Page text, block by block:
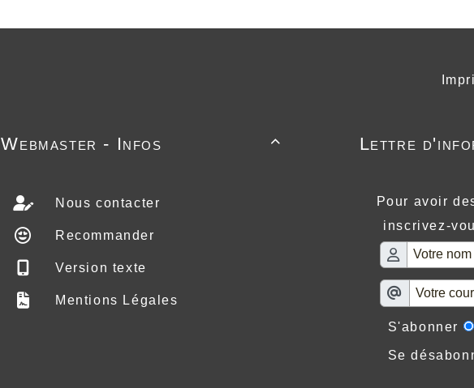

Webmaster - Infos
Nous contacter
Recommander
Version texte
Mentions Légales
Lettre
Pour avoir
inscrivez-
S'abonner
Se